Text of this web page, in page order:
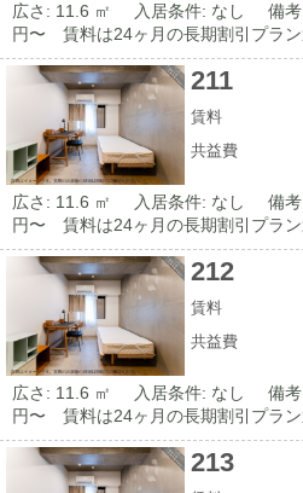
広さ: 11.6 ㎡ 入居条件: なし
備
円〜 賃料は24ヶ月の長期割引プラ
211
賃料
共益費
広さ: 11.6 ㎡ 入居条件: なし
備
円〜 賃料は24ヶ月の長期割引プラ
212
賃料
共益費
広さ: 11.6 ㎡ 入居条件: なし
備
円〜 賃料は24ヶ月の長期割引プラ
213